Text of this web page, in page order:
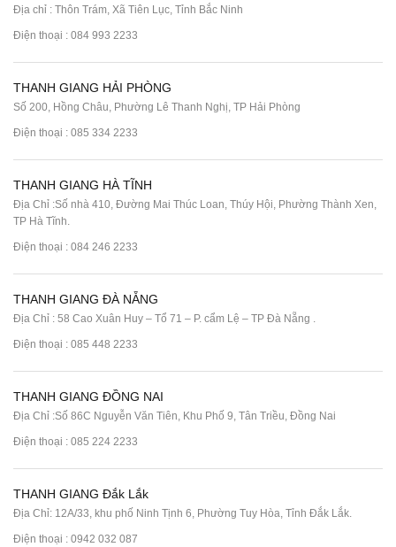
Địa chỉ : Thôn Trám, Xã Tiên Lục, Tỉnh Bắc Ninh
Điện thoại : 084 993 2233
THANH GIANG HẢI PHÒNG
Số 200, Hồng Châu, Phường Lê Thanh Nghị, TP Hải Phòng
Điện thoại : 085 334 2233
THANH GIANG HÀ TĨNH
Địa Chỉ :Số nhà 410, Đường Mai Thúc Loan, Thúy Hội, Phường Thành Xen,
TP Hà Tĩnh.
Điện thoại : 084 246 2233
THANH GIANG ĐÀ NẴNG
Địa Chỉ : 58 Cao Xuân Huy – Tổ 71 – P. cẩm Lệ – TP Đà Nẵng .
Điện thoại : 085 448 2233
THANH GIANG ĐỒNG NAI
Địa Chỉ :Số 86C Nguyễn Văn Tiên, Khu Phố 9, Tân Triều, Đồng Nai
Điện thoại : 085 224 2233
THANH GIANG Đắk Lắk
Địa Chỉ: 12A/33, khu phố Ninh Tịnh 6, Phường Tuy Hòa, Tỉnh Đắk Lắk.
Điện thoại : 0942 032 087